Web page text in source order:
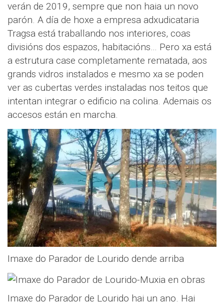
verán de 2019, sempre que non haia un novo
parón. A día de hoxe a empresa adxudicataria
Tragsa está traballando nos interiores, coas
divisións dos espazos, habitacións… Pero xa está
a estrutura case completamente rematada, aos
grands vidros instalados e mesmo xa se poden
ver as cubertas verdes instaladas nos teitos que
intentan integrar o edificio na colina. Ademais os
accesos están en marcha.
Imaxe do Parador de Lourido dende arriba
Imaxe do Parador de Lourido hai un ano. Hai